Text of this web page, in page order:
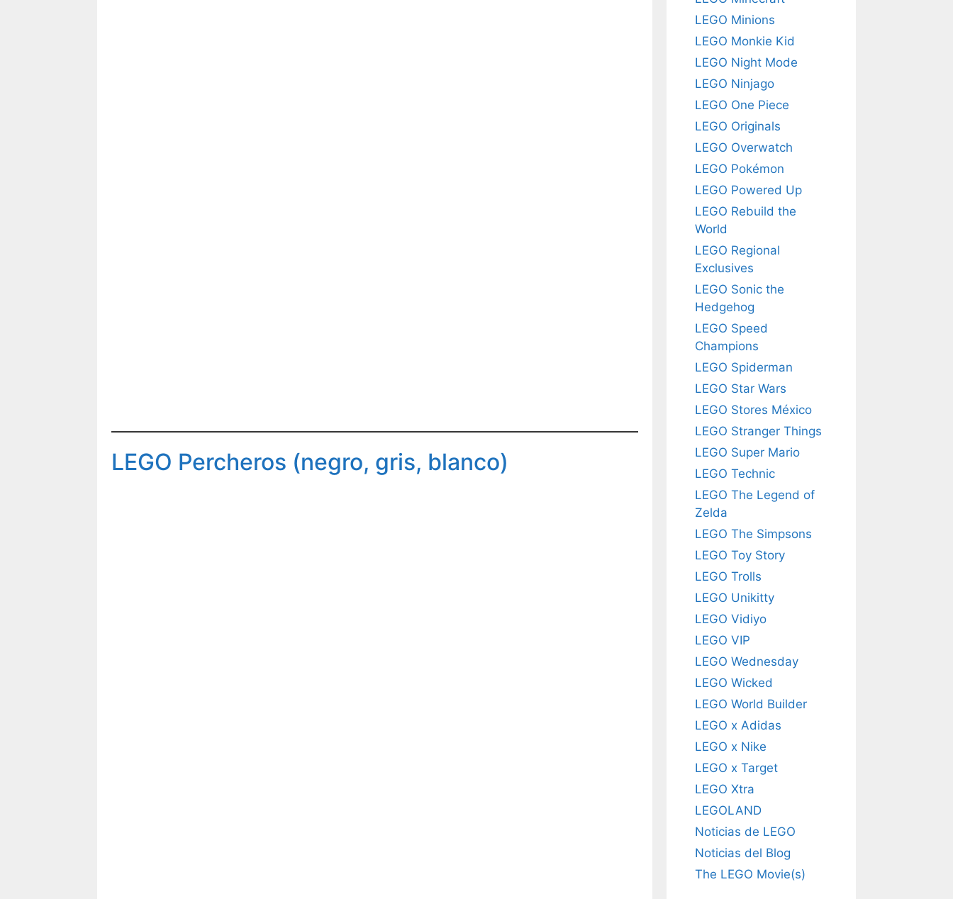
LEGO Percheros (negro, gris, blanco)
LEGO Minions
LEGO Monkie Kid
LEGO Night Mode
LEGO Ninjago
LEGO One Piece
LEGO Originals
LEGO Overwatch
LEGO Pokémon
LEGO Powered Up
LEGO Rebuild the
World
LEGO Regional
Exclusives
LEGO Sonic the
Hedgehog
LEGO Speed
Champions
LEGO Spiderman
LEGO Star Wars
LEGO Stores México
LEGO Stranger Things
LEGO Super Mario
LEGO Technic
LEGO The Legend of
Zelda
LEGO The Simpsons
LEGO Toy Story
LEGO Trolls
LEGO Unikitty
LEGO Vidiyo
LEGO VIP
LEGO Wednesday
LEGO Wicked
LEGO World Builder
LEGO x Adidas
LEGO x Nike
LEGO x Target
LEGO Xtra
LEGOLAND
Noticias de LEGO
Noticias del Blog
The LEGO Movie(s)